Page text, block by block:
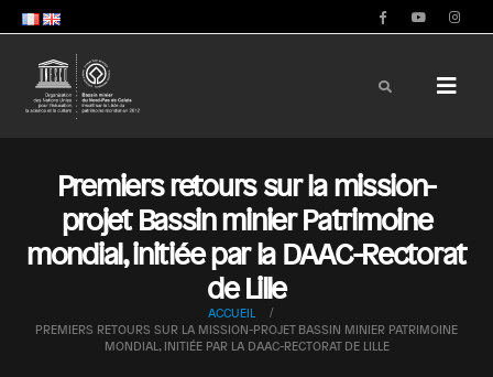
Premiers retours sur la mission-
projet Bassin minier Patrimoine
mondial, initiée par la DAAC-Rectorat
de Lille
ACCUEIL
PREMIERS RETOURS SUR LA MISSION-PROJET BASSIN MINIER PATRIMOINE
MONDIAL, INITIÉE PAR LA DAAC-RECTORAT DE LILLE